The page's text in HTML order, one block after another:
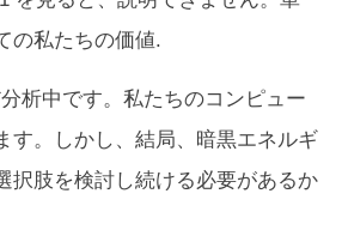
の私たちの価値.
析中です。私たちのコンピュー
す。しかし、結局、暗黒エネルギ
択肢を検討し続ける必要があるか